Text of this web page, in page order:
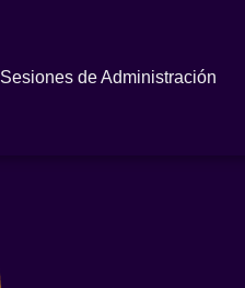
Sesiones de Administración